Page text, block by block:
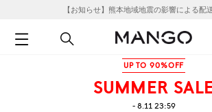
【お知らせ】熊本地域地震の影響による配
UP TO 90%OFF
SUMMER
- 8.11 23:59